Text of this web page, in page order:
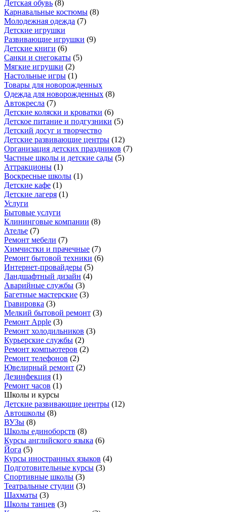
Детская обувь (8)
Карнавальные костюмы (8)
Молодежная одежда (7)
Детские игрушки
Развивающие игрушки (9)
Детские книги (6)
Санки и снегокаты (5)
Мягкие игрушки (2)
Настольные игры (1)
Товары для новорожденных
Одежда для новорожденных (8)
Автокресла (7)
Детские коляски и кроватки (6)
Детское питание и подгузники (5)
Детский досуг и творчество
Детские развивающие центры (12)
Организация детских праздников (7)
Частные школы и детские сады (5)
Аттракционы (1)
Воскресные школы (1)
Детские кафе (1)
Детские лагеря (1)
Услуги
Бытовые услуги
Клининговые компании (8)
Ателье (7)
Ремонт мебели (7)
Химчистки и прачечные (7)
Ремонт бытовой техники (6)
Интернет-провайдеры (5)
Ландшафтный дизайн (4)
Аварийные службы (3)
Багетные мастерские (3)
Гравировка (3)
Мелкий бытовой ремонт (3)
Ремонт Apple (3)
Ремонт холодильников (3)
Курьерские службы (2)
Ремонт компьютеров (2)
Ремонт телефонов (2)
Ювелирный ремонт (2)
Дезинфекция (1)
Ремонт часов (1)
Школы и курсы
Детские развивающие центры (12)
Автошколы (8)
ВУЗы (8)
Школы единоборств (8)
Курсы английского языка (6)
Йога (5)
Курсы иностранных языков (4)
Подготовительные курсы (3)
Спортивные школы (3)
Театральные студии (3)
Шахматы (3)
Школы танцев (3)